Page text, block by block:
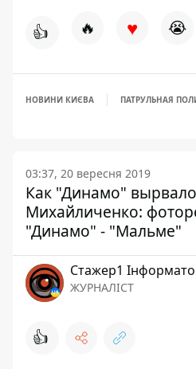
👍 🔥 ♥ 😭
НОВИНИ КИЄВА ПАТРУЛЬНАЯ
03:37, 20 вересня 2019
Как "Динамо"
Михайличенко:
"Динамо" - "Мальме"
Стажер1
ЖУРНАЛІСТ
👍